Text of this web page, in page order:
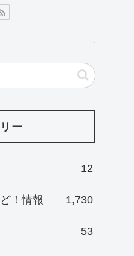
ー
12
！情報 1,730
53